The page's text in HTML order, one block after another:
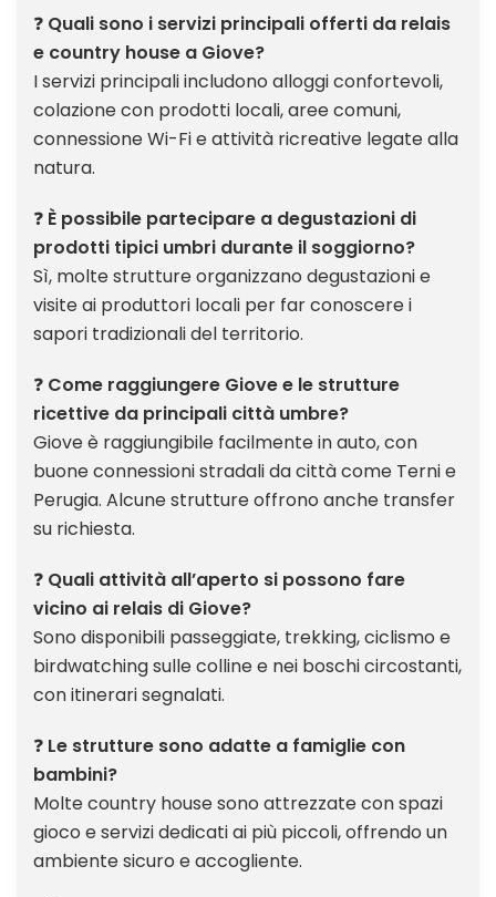
❓ Quali sono i servizi principali offerti da relais
e country house a Giove?
I servizi principali includono alloggi confortevoli,
colazione con prodotti locali, aree comuni,
connessione Wi-Fi e attività ricreative legate alla
natura.
❓ È possibile partecipare a degustazioni di
prodotti tipici umbri durante il soggiorno?
Sì, molte strutture organizzano degustazioni e
visite ai produttori locali per far conoscere i
sapori tradizionali del territorio.
❓ Come raggiungere Giove e le strutture
ricettive da principali città umbre?
Giove è raggiungibile facilmente in auto, con
buone connessioni stradali da città come Terni e
Perugia. Alcune strutture offrono anche transfer
su richiesta.
❓ Quali attività all’aperto si possono fare
vicino ai relais di Giove?
Sono disponibili passeggiate, trekking, ciclismo e
birdwatching sulle colline e nei boschi circostanti,
con itinerari segnalati.
❓ Le strutture sono adatte a famiglie con
bambini?
Molte country house sono attrezzate con spazi
gioco e servizi dedicati ai più piccoli, offrendo un
ambiente sicuro e accogliente.